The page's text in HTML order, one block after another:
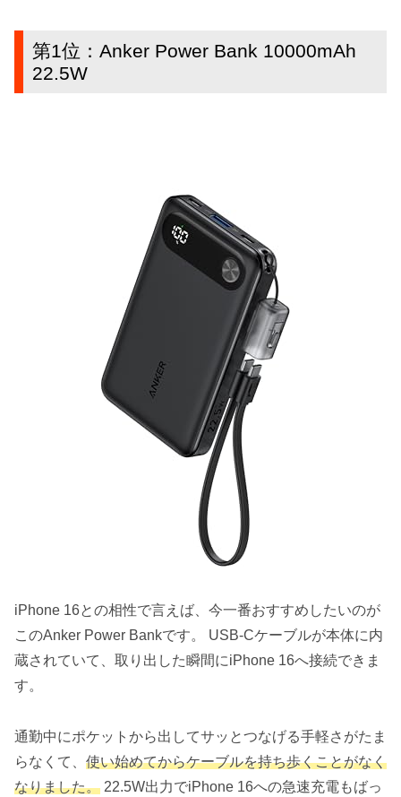
第1位：Anker Power Bank 10000mAh
22.5W
iPhone 16との相性で言えば、今一番おすすめしたいのが
このAnker Power Bankです。 USB-Cケーブルが本体に内
蔵されていて、取り出した瞬間にiPhone 16へ接続できま
す。
通勤中にポケットから出してサッとつなげる手軽さがたま
らなくて、 使い始めてからケーブルを持ち歩くことがなく
なりました。 22.5W出力でiPhone 16への急速充電もばっ